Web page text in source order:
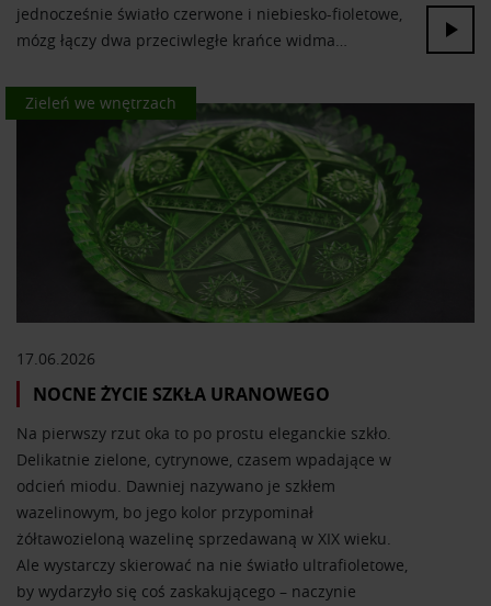
jednocześnie światło czerwone i niebiesko-fioletowe,
mózg łączy dwa przeciwległe krańce widma…
Kolor we wnętrzach
Zieleń we wnętrzach
17.06.2026
NOCNE ŻYCIE SZKŁA URANOWEGO
Na pierwszy rzut oka to po prostu eleganckie szkło.
Delikatnie zielone, cytrynowe, czasem wpadające w
odcień miodu. Dawniej nazywano je szkłem
wazelinowym, bo jego kolor przypominał
żółtawozieloną wazelinę sprzedawaną w XIX wieku.
Ale wystarczy skierować na nie światło ultrafioletowe,
by wydarzyło się coś zaskakującego – naczynie